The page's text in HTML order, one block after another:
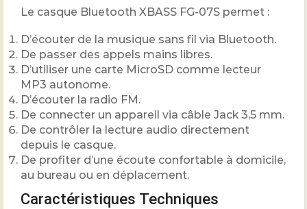
Le casque Bluetooth XBASS FG-07S permet :
D’écouter de la musique sans fil via Bluetooth.
De passer des appels mains libres.
D’utiliser une carte MicroSD comme lecteur
MP3 autonome.
D’écouter la radio FM.
De connecter un appareil via câble Jack 3,5 mm.
De contrôler la lecture audio directement
depuis le casque.
De profiter d’une écoute confortable à domicile,
au bureau ou en déplacement.
Caractéristiques Techniques